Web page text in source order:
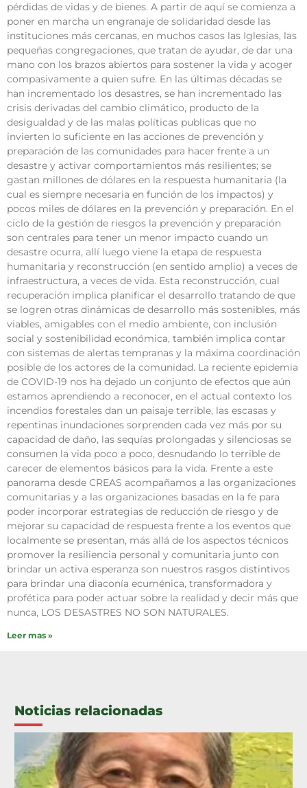
pérdidas de vidas y de bienes. A partir de aquí se comienza a
poner en marcha un engranaje de solidaridad desde las
instituciones más cercanas, en muchos casos las Iglesias, las
pequeñas congregaciones, que tratan de ayudar, de dar una
mano con los brazos abiertos para sostener la vida y acoger
compasivamente a quien sufre. En las últimas décadas se
han incrementado los desastres, se han incrementado las
crisis derivadas del cambio climático, producto de la
desigualdad y de las malas políticas publicas que no
invierten lo suficiente en las acciones de prevención y
preparación de las comunidades para hacer frente a un
desastre y activar comportamientos más resilientes; se
gastan millones de dólares en la respuesta humanitaria (la
cual es siempre necesaria en función de los impactos) y
pocos miles de dólares en la prevención y preparación. En el
ciclo de la gestión de riesgos la prevención y preparación
son centrales para tener un menor impacto cuando un
desastre ocurra, allí luego viene la etapa de respuesta
humanitaria y reconstrucción (en sentido amplio) a veces de
infraestructura, a veces de vida. Esta reconstrucción, cual
recuperación implica planificar el desarrollo tratando de que
se logren otras dinámicas de desarrollo más sostenibles, más
viables, amigables con el medio ambiente, con inclusión
social y sostenibilidad económica, también implica contar
con sistemas de alertas tempranas y la máxima coordinación
posible de los actores de la comunidad. La reciente epidemia
de COVID-19 nos ha dejado un conjunto de efectos que aún
estamos aprendiendo a reconocer, en el actual contexto los
incendios forestales dan un paisaje terrible, las escasas y
repentinas inundaciones sorprenden cada vez más por su
capacidad de daño, las sequías prolongadas y silenciosas se
consumen la vida poco a poco, desnudando lo terrible de
carecer de elementos básicos para la vida. Frente a este
panorama desde CREAS acompañamos a las organizaciones
comunitarias y a las organizaciones basadas en la fe para
poder incorporar estrategias de reducción de riesgo y de
mejorar su capacidad de respuesta frente a los eventos que
localmente se presentan, más allá de los aspectos técnicos
promover la resiliencia personal y comunitaria junto con
brindar un activa esperanza son nuestros rasgos distintivos
para brindar una diaconía ecuménica, transformadora y
profética para poder actuar sobre la realidad y decir más que
nunca, LOS DESASTRES NO SON NATURALES.
Leer mas »
Noticias relacionadas